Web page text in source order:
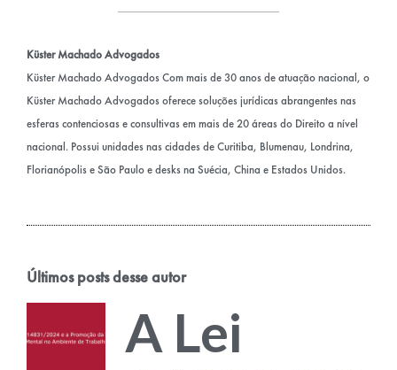
Küster Machado Advogados
Küster Machado Advogados Com mais de 30 anos de atuação nacional, o
Küster Machado Advogados oferece soluções jurídicas abrangentes nas
esferas contenciosas e consultivas em mais de 20 áreas do Direito a nível
nacional. Possui unidades nas cidades de Curitiba, Blumenau, Londrina,
Florianópolis e São Paulo e desks na Suécia, China e Estados Unidos.
Últimos posts desse autor
A Lei